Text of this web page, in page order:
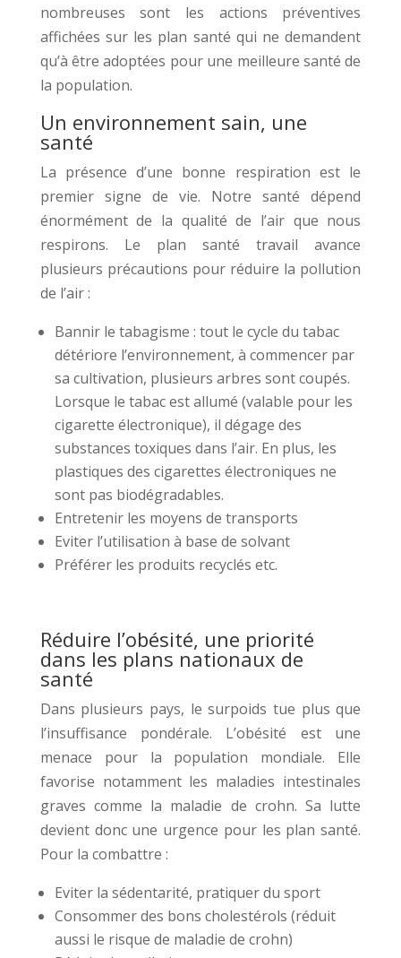
nombreuses sont les actions préventives
affichées sur les plan santé qui ne demandent
qu’à être adoptées pour une meilleure santé de
la population.
Un environnement sain, une
santé
La présence d’une bonne respiration est le
premier signe de vie. Notre santé dépend
énormément de la qualité de l’air que nous
respirons. Le plan santé travail avance
plusieurs précautions pour réduire la pollution
de l’air :
Bannir le tabagisme : tout le cycle du tabac
détériore l’environnement, à commencer par
sa cultivation, plusieurs arbres sont coupés.
Lorsque le tabac est allumé (valable pour les
cigarette électronique), il dégage des
substances toxiques dans l’air. En plus, les
plastiques des cigarettes électroniques ne
sont pas biodégradables.
Entretenir les moyens de transports
Eviter l’utilisation à base de solvant
Préférer les produits recyclés etc.
Réduire l’obésité, une priorité
dans les plans nationaux de
santé
Dans plusieurs pays, le surpoids tue plus que
l’insuffisance pondérale. L’obésité est une
menace pour la population mondiale. Elle
favorise notamment les maladies intestinales
graves comme la maladie de crohn. Sa lutte
devient donc une urgence pour les plan santé.
Pour la combattre :
Eviter la sédentarité, pratiquer du sport
Consommer des bons cholestérols (réduit
aussi le risque de maladie de crohn)